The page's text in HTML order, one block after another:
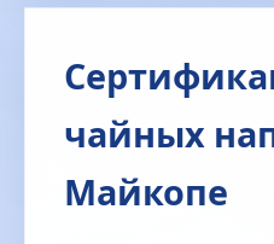
чайных
Майкопе